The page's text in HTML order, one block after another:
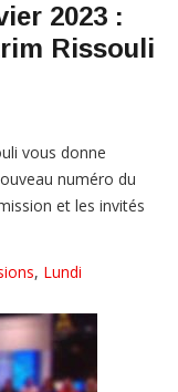
2023 :
Rissouli
vous donne
numéro du
et les invités
, Lundi